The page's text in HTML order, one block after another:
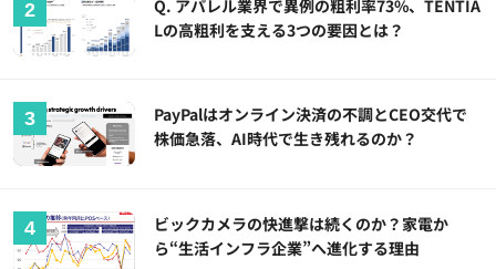
Q. アパレル業界で異例の粗利率73%、TENTIA
Lの高粗利を支える3つの要因とは？
PayPalはオンライン決済の不調とCEO交代で
株価急落、AI時代で生き残れるのか？
ビックカメラの快進撃は続くのか？家電か
ら“生活インフラ企業”へ進化する理由